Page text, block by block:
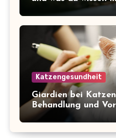
Katzengesundheit
Giardien bei
Behandlung und